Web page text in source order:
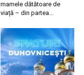
mamele dătătoare de
viață – din partea...